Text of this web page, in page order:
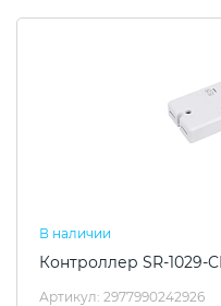
В наличии
Контроллер SR-1029-
Артикул: 2977990242926